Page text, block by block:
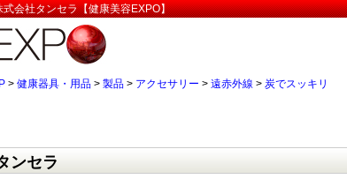
会社タンセラ【健康美容EXPO】
> 健康器具・用品 > 製品 > アクセサリー > 遠赤外線 > 炭でスッキリ
ンセラ